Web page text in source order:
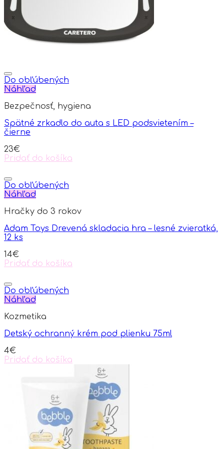
on
the
product
page
Do obľúbených
Náhľad
Bezpečnosť, hygiena
Spätné zrkadlo do auta s LED podsvietením –
čierne
23€
Pridať do košíka
Do obľúbených
Náhľad
Hračky do 3 rokov
Adam Toys Drevená skladacia hra – lesné zvieratká,
12 ks
14€
Pridať do košíka
Do obľúbených
Náhľad
Kozmetika
Detský ochranný krém pod plienku 75ml
4€
Pridať do košíka